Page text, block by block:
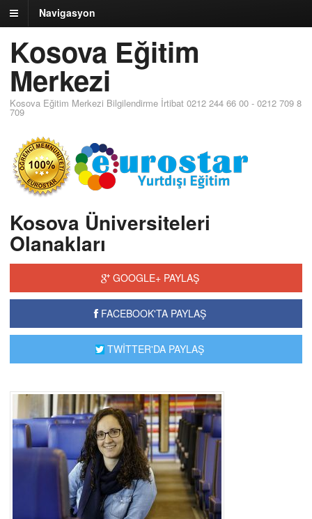
Navigasyon
Kosova Eğitim
Merkezi
Kosova Eğitim Merkezi Bilgilendirme İrtibat 0212 244 66 00 - 0212 709 8
709
Kosova Üniversiteleri
Olanakları
GOOGLE+ PAYLAŞ
FACEBOOK'TA PAYLAŞ
TWİTTER'DA PAYLAŞ